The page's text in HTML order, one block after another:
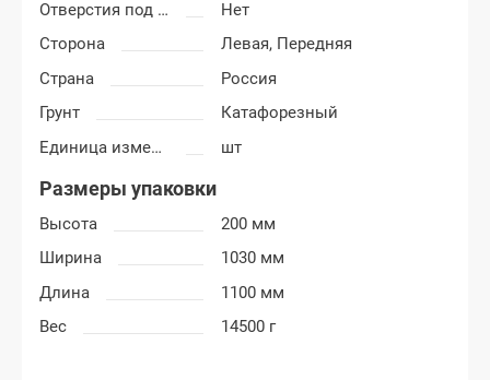
Отверстия под молдинг
Нет
Сторона
Левая, Передняя
Страна
Россия
Грунт
Катафорезный
Единица измерения
шт
Размеры упаковки
Высота
200 мм
Ширина
1030 мм
Длина
1100 мм
Вес
14500 г